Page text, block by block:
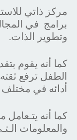
وتطوير الذات‭.
‬أدائه‭ ‬في‭ ‬مختلف‭ ‬المجالات‭.‬
كما أنه يتـعامل
والمعلومات